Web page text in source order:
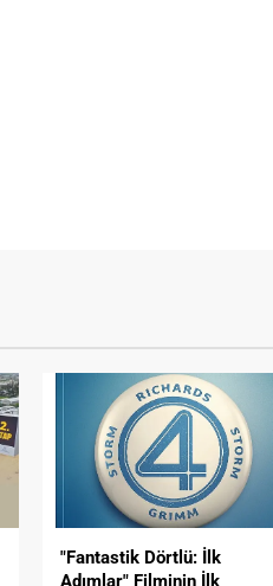
"Fantastik Dörtlü: İlk
Adımlar" Filminin İlk